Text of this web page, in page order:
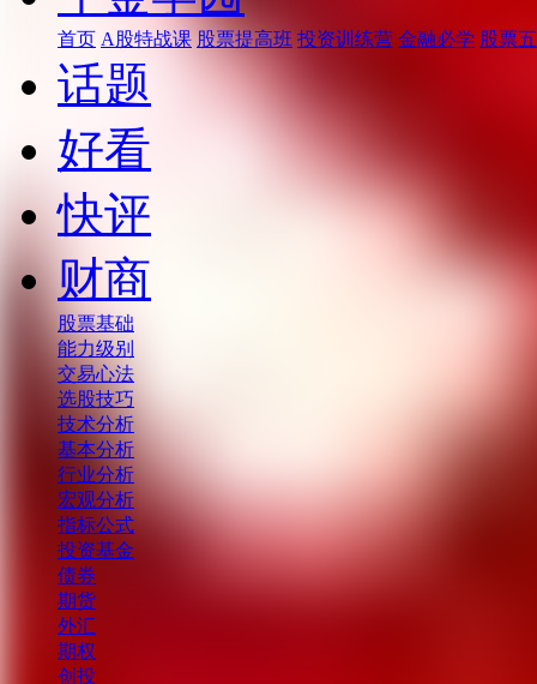
首页 A股特战课 股票提高班 投资训练营 金融必学 股票
话题
好看
快评
财商
股票基础
能力级别
交易心法
选股技巧
技术分析
基本分析
行业分析
宏观分析
指标公式
投资基金
债券
期货
外汇
期权
创投